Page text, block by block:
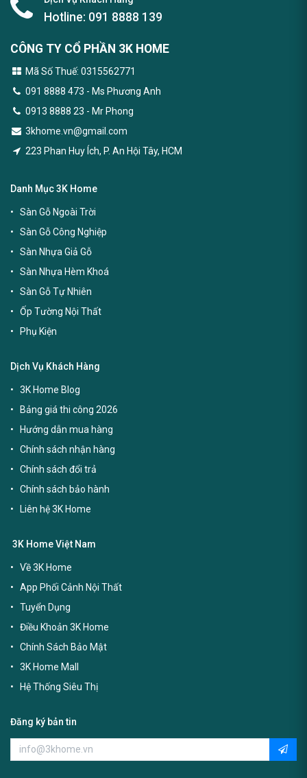
Hotline: 091 8888 139
CÔNG TY CỔ PHẦN 3K HOME
Mã Số Thuế: 0315562771
091 8888 473 - Ms Phương Anh
0913 8888 23 - Mr Phong
3khome.vn@gmail.com
223 Phan Huy Ích, P. An Hội Tây, HCM
Danh Mục 3K Home
Sàn Gỗ Ngoài Trời
Sàn Gỗ Công Nghiệp
Sàn Nhựa Giả Gỗ
Sàn Nhựa Hèm Khoá
Sàn Gỗ Tự Nhiên
Ốp Tường Nội Thất
Phụ Kiện
Dịch Vụ Khách Hàng
3K Home Blog
Bảng giá thi công 2026
Hướng dẫn mua hàng
Chính sách nhận hàng
Chính sách đổi trả
Chính sách bảo hành
Liên hệ 3K Home
3K Home Việt Nam
Về 3K Home
App Phối Cảnh Nội Thất
Tuyển Dụng
Điều Khoản 3K Home
Chính Sách Bảo Mật
3K Home Mall
Hệ Thống Siêu Thị
Đăng ký bản tin